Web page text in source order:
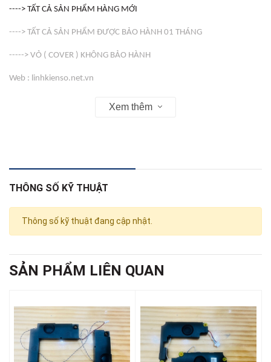
----> TẤT CẢ SẢN PHẨM HÀNG MỚI
----> TẤT CẢ SẢN PHẨM ĐƯỢC BẢO HÀNH 01 THÁNG
-----> VỎ ( COVER ) KHÔNG BẢO HÀNH
Web : linhkienso.net.vn
163 Tô Hiến Thành Phường 13 Quận 10 , Tp Hồ Chí Minh
Xem thêm
THÔNG SỐ KỸ THUẬT
Thông số kỹ thuật đang cập nhật.
SẢN PHẨM LIÊN QUAN